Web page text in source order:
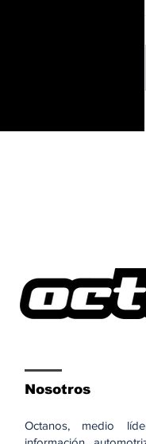
Nosotros
Octanos, medio